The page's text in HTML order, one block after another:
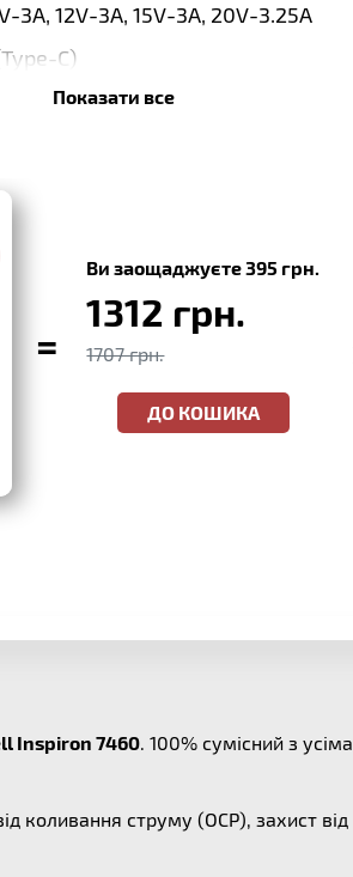
3A, 12V-3A, 15V-3A, 20V-3.25A
C)
Показати все
=
Ви заощаджуєте 395 грн.
1312 грн.
1707 грн.
ДО КОШИКА
Inspiron 7460. 100% сумісний з усіма
коливання струму (OCP), захист від